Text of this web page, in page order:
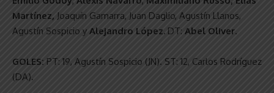
Martínez, Joaquín Gamarra, Juan Daglio, Agustín Llanos,
Agustín Sospicio y Alejandro López. DT: Abel Oliver.
GOLES: PT: 19, Agustín Sospicio (JN). ST: 12, Carlos Rodríguez
(DA).